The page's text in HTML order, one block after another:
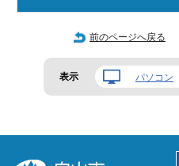
前のページへ戻る
表示 パソコン